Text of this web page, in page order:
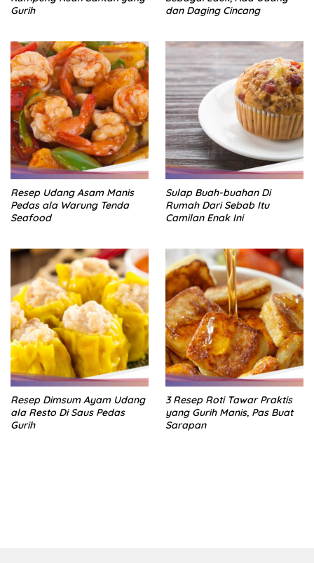
Gurih
dan Daging Cincang
Resep Udang Asam Manis
Pedas ala Warung Tenda
Seafood
Sulap Buah-buahan Di
Rumah Dari Sebab Itu
Camilan Enak Ini
Resep Dimsum Ayam Udang
ala Resto Di Saus Pedas
Gurih
3 Resep Roti Tawar Praktis
yang Gurih Manis, Pas Buat
Sarapan